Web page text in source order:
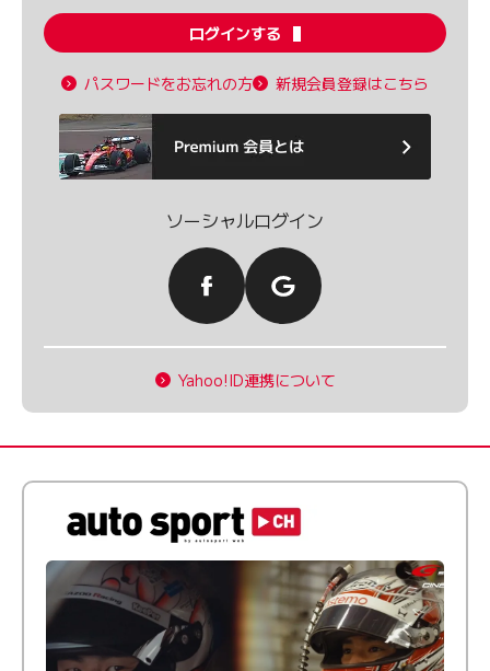
ログインする
パスワードをお忘れの方 新規会員登録はこちら
ソーシャルログイン
Yahoo!ID連携について